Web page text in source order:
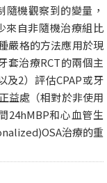
機觀察到的變量，
來自非隨機治療組比
嚴格的方法應用於現
套治療RCT的兩個主
及2）評估CPAP或牙
益處（相對於非使用
24hMBP和心血管生
治療的重